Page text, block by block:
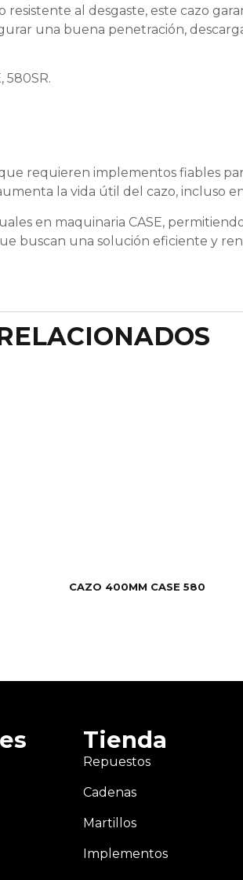
al desgaste, este cazo
una buena penetración,
580SR.
requieren implementos fiables
la vida útil del cazo, incluso
en maquinaria CASE,
buscan una solución eficiente y
CAZO 400MM CASE 580
Tienda
Repuestos
Cadenas
Martillos
Implementos